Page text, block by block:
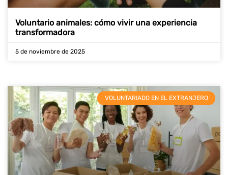
Voluntario animales: cómo vivir una experiencia
transformadora
5 de noviembre de 2025
VOLUNTARIADO EN EL EXTRANJERO